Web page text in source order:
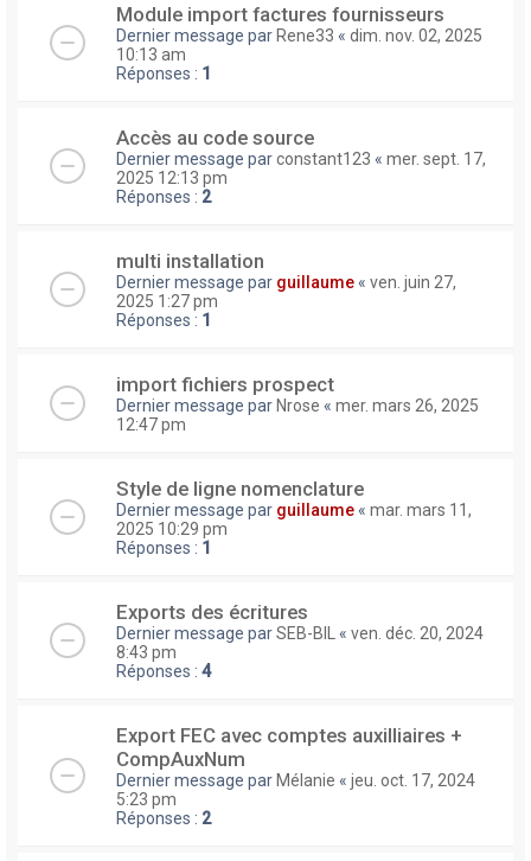
Module import factures fournisseurs
Dernier message par Rene33 « dim. nov. 02, 2025
10:13 am
Réponses : 1
Accès au code source
Dernier message parconstant123 « mer. sept. 17,
2025 12:13 pm
Réponses : 2
multi installation
Dernier message par guillaume « ven. juin 27,
2025 1:27 pm
Réponses : 1
import fichiers prospect
Dernier message par Nrose « mer. mars 26, 2025
12:47 pm
Style de ligne nomenclature
Dernier message par guillaume « mar. mars 11,
2025 10:29 pm
Réponses : 1
Exports des écritures
Dernier message parSEB-BIL « ven. déc. 20, 2024
8:43 pm
Réponses : 4
Export FEC avec comptes auxilliaires +
CompAuxNum
Dernier message par Mélanie « jeu. oct. 17, 2024
5:23 pm
Réponses : 2